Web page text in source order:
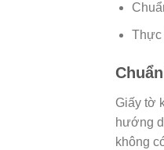
Thực
Giấy tờ
hướng
không